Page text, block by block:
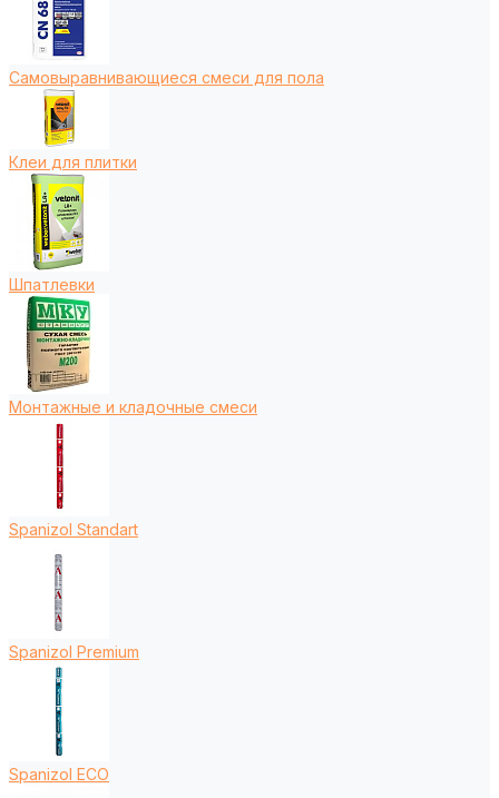
Самовыравнивающиеся смеси для пола
Клеи для плитки
Шпатлевки
Монтажные и кладочные смеси
Spanizol Standart
Spanizol Premium
Spanizol ECO